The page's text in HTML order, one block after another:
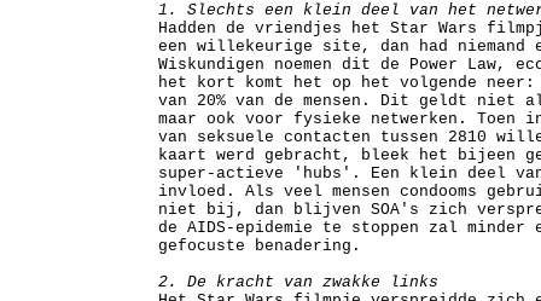
1. Slechts een klein deel van het
Hadden de vriendjes het Star Wars
een willekeurige site, dan had niemand
Wiskundigen noemen dit de Power Law,
het kort komt het op het volgende
van 20% van de mensen. Dit geldt niet
maar ook voor fysieke netwerken. Toen
van seksuele contacten tussen 2810
kaart werd gebracht, bleek het bijeen
super-actieve 'hubs'. Een klein deel
invloed. Als veel mensen condooms
niet bij, dan blijven SOA's zich
de AIDS-epidemie te stoppen zal
gefocuste benadering.
2. De kracht van zwakke links